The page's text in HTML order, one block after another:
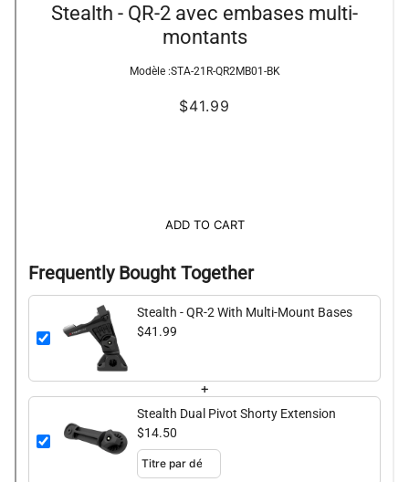
Stealth - QR-2 avec embases multi-
montants
Modèle :STA-21R-QR2MB01-BK
$41.99
ADD TO CART
Frequently Bought Together
Stealth - QR-2 With Multi-Mount Bases
$41.99
+
Stealth Dual Pivot Shorty Extension
$14.50